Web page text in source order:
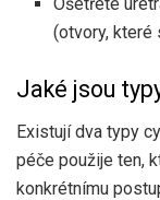
(otvory, které
Jaké jsou
Existují dva typy
péče použije ten,
konkrétnímu